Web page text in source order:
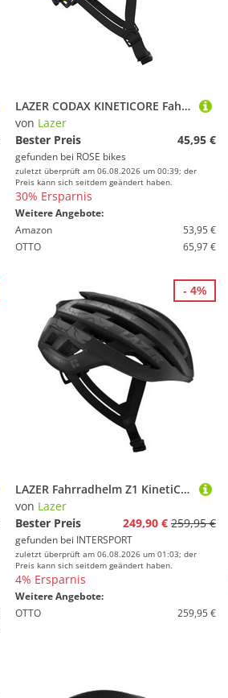
LAZER CODAX KINETICORE Fahrradhelm
von Lazer
Bester Preis
45,95 €
gefunden bei ROSE bikes
zuletzt überprüft am 06.08.2026 um 00:39; der
Preis kann sich seitdem geändert haben.
30% Ersparnis
Weitere Angebote:
Amazon
53,95 €
OTTO
65,97 €
LAZER Fahrradhelm Z1 KinetiCore UYH Edition, schwarz
von Lazer
Bester Preis
249,90 € 259,95 €
gefunden bei INTERSPORT
zuletzt überprüft am 06.08.2026 um 01:03; der
Preis kann sich seitdem geändert haben.
4% Ersparnis
Weitere Angebote:
OTTO
259,95 €
- 4%